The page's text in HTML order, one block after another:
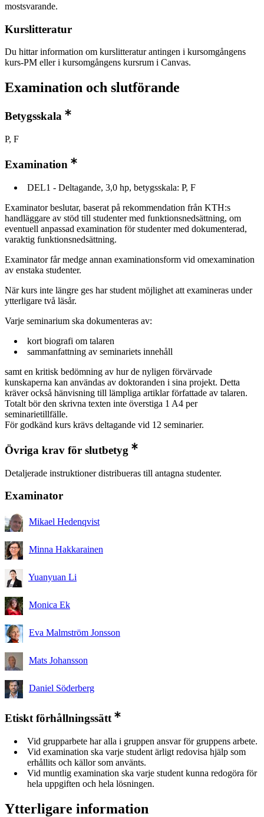
mostsvarande.
Kurslitteratur
Du hittar information om kurslitteratur antingen i kursomgångens
kurs-PM eller i kursomgångens kursrum i Canvas.
Examination och slutförande
Betygsskala
P, F
Examination
DEL1 - Deltagande, 3,0 hp, betygsskala: P, F
Examinator beslutar, baserat på rekommendation från KTH:s
handläggare av stöd till studenter med funktionsnedsättning, om
eventuell anpassad examination för studenter med dokumenterad,
varaktig funktionsnedsättning.
Examinator får medge annan examinationsform vid omexamination
av enstaka studenter.
När kurs inte längre ges har student möjlighet att examineras under
ytterligare två läsår.
Varje seminarium ska dokumenteras av:
kort biografi om talaren
sammanfattning av seminariets innehåll
samt en kritisk bedömning av hur de nyligen förvärvade
kunskaperna kan användas av doktoranden i sina projekt. Detta
kräver också hänvisning till lämpliga artiklar författade av talaren.
Totalt bör den skrivna texten inte överstiga 1 A4 per
seminarietillfälle.
För godkänd kurs krävs deltagande vid 12 seminarier.
Övriga krav för slutbetyg
Detaljerade instruktioner distribueras till antagna studenter.
Examinator
Mikael Hedenqvist
Minna Hakkarainen
Yuanyuan Li
Monica Ek
Eva Malmström Jonsson
Mats Johansson
Daniel Söderberg
Etiskt förhållningssätt
Vid grupparbete har alla i gruppen ansvar för gruppens arbete.
Vid examination ska varje student ärligt redovisa hjälp som
erhållits och källor som använts.
Vid muntlig examination ska varje student kunna redogöra för
hela uppgiften och hela lösningen.
Ytterligare information